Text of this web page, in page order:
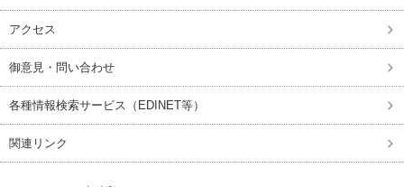
アクセス
御意見・問い合わせ
各種情報検索サービス（EDINET等）
関連リンク